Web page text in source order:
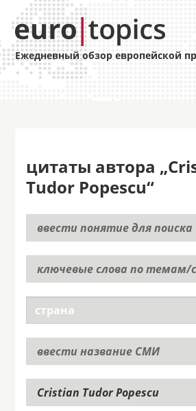
Ежедневный обзор европейской
цитаты автора
Tudor Popescu“